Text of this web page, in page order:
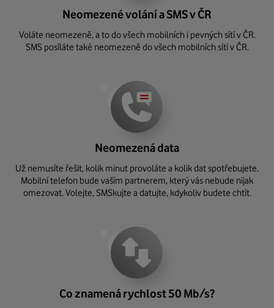
Neomezené volání a SMS v ČR
Voláte neomezeně, a to do všech mobilních i pevných sítí v ČR.
SMS posíláte také neomezeně do všech mobilních sítí v ČR.
Neomezená data
Už nemusíte řešit, kolik minut provoláte a kolik dat spotřebujete.
Mobilní telefon bude vaším partnerem, který vás nebude nijak
omezovat. Volejte, SMSkujte a datujte, kdykoliv budete chtít.
Co znamená rychlost 50 Mb/s?